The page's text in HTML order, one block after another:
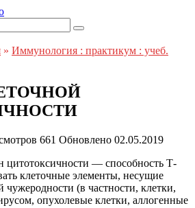
» Иммунология : практикум : учеб.
661 Обновлено 02.05.2019
цитотоксичности — способность Т-
клеточные элементы, несущие
чужеродности (в частности, клетки,
опухолевые клетки, аллогенные